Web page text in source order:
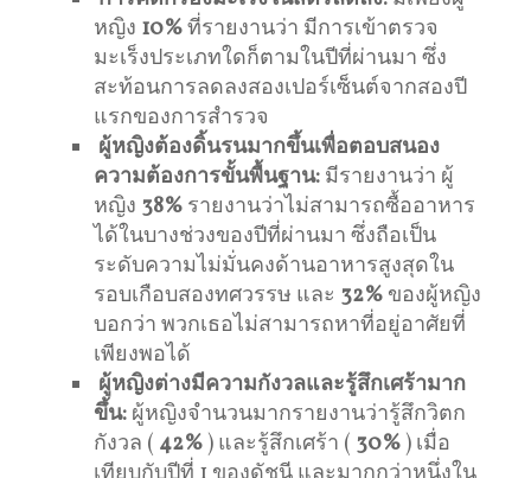
หญิง 10%ที่รายงานว่า มีการเข้าตรวจ
มะเร็งประเภทใดก็ตามในปีที่ผ่านมา ซึ่ง
สะท้อนการลดลงสองเปอร์เซ็นต์จากสองปี
แรกของการสำรวจ
ผู้หญิงต้องดิ้นรนมากขึ้นเพื่อตอบสนอง
ความต้องการขั้นพื้นฐาน: มีรายงานว่า ผู้
หญิง 38% รายงานว่าไม่สามารถซื้ออาหาร
ได้ในบางช่วงของปีที่ผ่านมา ซึ่งถือเป็น
ระดับความไม่มั่นคงด้านอาหารสูงสุดใน
รอบเกือบสองทศวรรษ และ 32% ของผู้หญิง
บอกว่า พวกเธอไม่สามารถหาที่อยู่อาศัยที่
เพียงพอได้
ผู้หญิงต่างมีความกังวลและรู้สึกเศร้ามาก
ขึ้น: ผู้หญิงจำนวนมากรายงานว่ารู้สึกวิตก
กังวล ( 42% ) และรู้สึกเศร้า ( 30% ) เมื่อ